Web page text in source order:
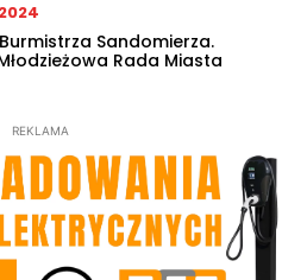
Sandomierza.
Rada Miasta
REKLAMA